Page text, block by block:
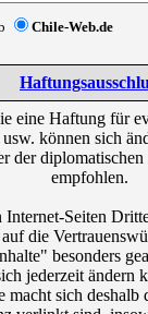
Chile-Web.de
Haftung für
können sich
der
empfohlen.
Seiten
die
besonders
jederzeit
sich